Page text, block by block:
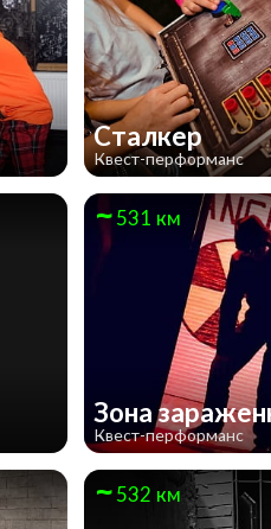
Сталкер
Квест-перформанс
531 км
Зона
Квест-перформанс
532 км